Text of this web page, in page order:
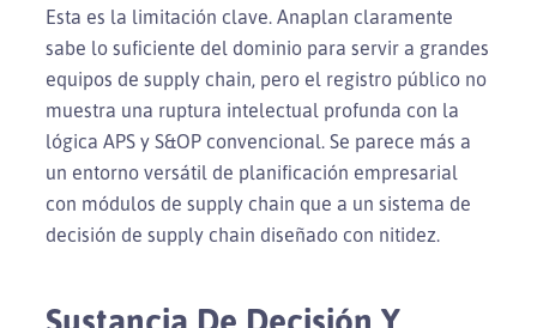
Esta es la limitación clave. Anaplan claramente
sabe lo suficiente del dominio para servir a grandes
equipos de supply chain, pero el registro público no
muestra una ruptura intelectual profunda con la
lógica APS y S&OP convencional. Se parece más a
un entorno versátil de planificación empresarial
con módulos de supply chain que a un sistema de
decisión de supply chain diseñado con nitidez.